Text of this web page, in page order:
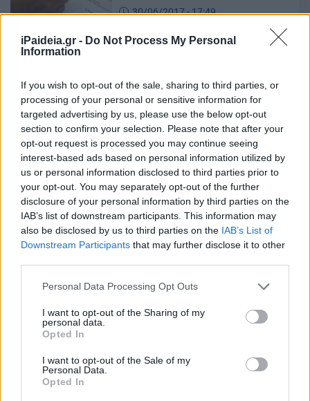
iPaideia.gr - Do Not Process My Personal
Information
If you wish to opt-out of the sale, sharing to third parties, or
processing of your personal or sensitive information for
targeted advertising by us, please use the below opt-out
section to confirm your selection. Please note that after your
opt-out request is processed you may continue seeing
interest-based ads based on personal information utilized by
us or personal information disclosed to third parties prior to
your opt-out. You may separately opt-out of the further
disclosure of your personal information by third parties on the
IAB’s list of downstream participants. This information may
also be disclosed by us to third parties on the IAB’s List of
Downstream Participants that may further disclose it to other
Please note that this website/app uses one or more Google
not limited to your visit or usage behaviour. You may click to
grant or deny consent to Google and its third-party tags to
use your data for below specified purposes in below Google
consent section.
Personal Data Processing Opt Outs
I want to opt-out of the Sharing of my
personal data.
Opted In
I want to opt-out of the Sale of my
Personal Data.
Opted In
30/06/2017 - 17:49
μόρια για Ιατρική και η “δίδυμη”
επιτυχία
30/06/2017 - 16:39
Αποτελέσματα Πανελληνίων
2017: Κάτω από τη βάση το 90%
των υποψηφίων στα Μαθηματικά
30/06/2017 - 16:26
πρώτες εκτιμήσεις μετά την
30/06/2017 - 15:11